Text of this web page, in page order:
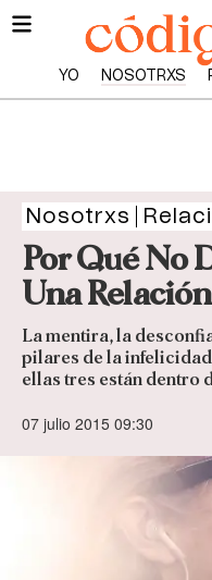
YO NOSOTRXS
Nosotrxs
Por Qué No
Una
La mentira, la
pilares de la
ellas tres están dentro
07 julio 2015 09:30